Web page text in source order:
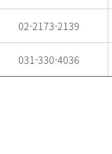
02-2173-2139
031-330-4036